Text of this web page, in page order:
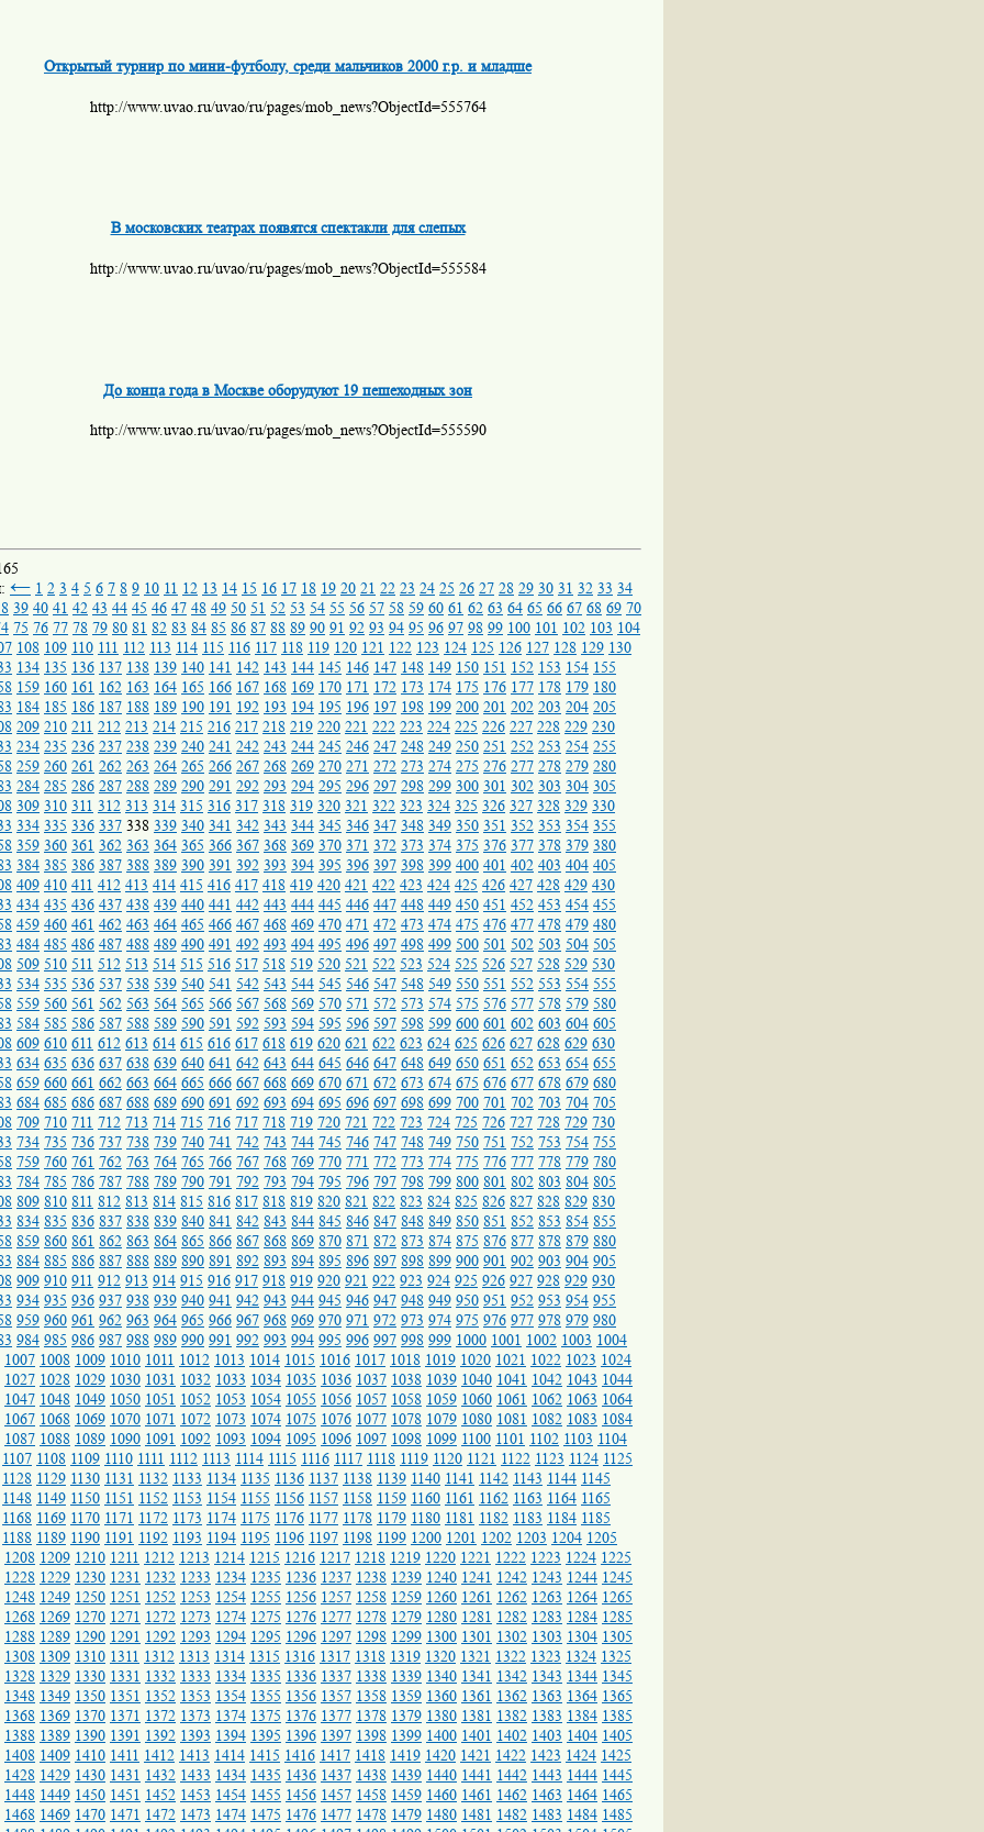
Открытый турнир по мини-футболу, среди мальчиков 2000 г.р. и младше
http://www.uvao.ru/uvao/ru/pages/mob_news?ObjectId=555764
В московских театрах появятся спектакли для слепых
http://www.uvao.ru/uvao/ru/pages/mob_news?ObjectId=555584
До конца года в Москве оборудуют 19 пешеходных зон
http://www.uvao.ru/uvao/ru/pages/mob_news?ObjectId=555590
← 1 2 3 4 5 6 7 8 9 10 11 12 13 14 15 16 17 18 19 20 21 22 23 24 25 26 27 28 29 30 31 32 33 34
39 40 41 42 43 44 45 46 47 48 49 50 51 52 53 54 55 56 57 58 59 60 61 62 63 64 65 66 67 68 69 70
75 76 77 78 79 80 81 82 83 84 85 86 87 88 89 90 91 92 93 94 95 96 97 98 99 100 101 102 103 104
108 109 110 111 112 113 114 115 116 117 118 119 120 121 122 123 124 125 126 127 128 129 130
134 135 136 137 138 139 140 141 142 143 144 145 146 147 148 149 150 151 152 153 154 155
159 160 161 162 163 164 165 166 167 168 169 170 171 172 173 174 175 176 177 178 179 180
184 185 186 187 188 189 190 191 192 193 194 195 196 197 198 199 200 201 202 203 204 205
209 210 211 212 213 214 215 216 217 218 219 220 221 222 223 224 225 226 227 228 229 230
234 235 236 237 238 239 240 241 242 243 244 245 246 247 248 249 250 251 252 253 254 255
259 260 261 262 263 264 265 266 267 268 269 270 271 272 273 274 275 276 277 278 279 280
284 285 286 287 288 289 290 291 292 293 294 295 296 297 298 299 300 301 302 303 304 305
309 310 311 312 313 314 315 316 317 318 319 320 321 322 323 324 325 326 327 328 329 330
334 335 336 337 338 339 340 341 342 343 344 345 346 347 348 349 350 351 352 353 354 355
359 360 361 362 363 364 365 366 367 368 369 370 371 372 373 374 375 376 377 378 379 380
384 385 386 387 388 389 390 391 392 393 394 395 396 397 398 399 400 401 402 403 404 405
409 410 411 412 413 414 415 416 417 418 419 420 421 422 423 424 425 426 427 428 429 430
434 435 436 437 438 439 440 441 442 443 444 445 446 447 448 449 450 451 452 453 454 455
459 460 461 462 463 464 465 466 467 468 469 470 471 472 473 474 475 476 477 478 479 480
484 485 486 487 488 489 490 491 492 493 494 495 496 497 498 499 500 501 502 503 504 505
509 510 511 512 513 514 515 516 517 518 519 520 521 522 523 524 525 526 527 528 529 530
534 535 536 537 538 539 540 541 542 543 544 545 546 547 548 549 550 551 552 553 554 555
559 560 561 562 563 564 565 566 567 568 569 570 571 572 573 574 575 576 577 578 579 580
584 585 586 587 588 589 590 591 592 593 594 595 596 597 598 599 600 601 602 603 604 605
609 610 611 612 613 614 615 616 617 618 619 620 621 622 623 624 625 626 627 628 629 630
634 635 636 637 638 639 640 641 642 643 644 645 646 647 648 649 650 651 652 653 654 655
659 660 661 662 663 664 665 666 667 668 669 670 671 672 673 674 675 676 677 678 679 680
684 685 686 687 688 689 690 691 692 693 694 695 696 697 698 699 700 701 702 703 704 705
709 710 711 712 713 714 715 716 717 718 719 720 721 722 723 724 725 726 727 728 729 730
734 735 736 737 738 739 740 741 742 743 744 745 746 747 748 749 750 751 752 753 754 755
759 760 761 762 763 764 765 766 767 768 769 770 771 772 773 774 775 776 777 778 779 780
784 785 786 787 788 789 790 791 792 793 794 795 796 797 798 799 800 801 802 803 804 805
809 810 811 812 813 814 815 816 817 818 819 820 821 822 823 824 825 826 827 828 829 830
834 835 836 837 838 839 840 841 842 843 844 845 846 847 848 849 850 851 852 853 854 855
859 860 861 862 863 864 865 866 867 868 869 870 871 872 873 874 875 876 877 878 879 880
884 885 886 887 888 889 890 891 892 893 894 895 896 897 898 899 900 901 902 903 904 905
909 910 911 912 913 914 915 916 917 918 919 920 921 922 923 924 925 926 927 928 929 930
934 935 936 937 938 939 940 941 942 943 944 945 946 947 948 949 950 951 952 953 954 955
959 960 961 962 963 964 965 966 967 968 969 970 971 972 973 974 975 976 977 978 979 980
984 985 986 987 988 989 990 991 992 993 994 995 996 997 998 999 1000 1001 1002 1003 1004
1007 1008 1009 1010 1011 1012 1013 1014 1015 1016 1017 1018 1019 1020 1021 1022 1023 1024
1027 1028 1029 1030 1031 1032 1033 1034 1035 1036 1037 1038 1039 1040 1041 1042 1043 1044
1047 1048 1049 1050 1051 1052 1053 1054 1055 1056 1057 1058 1059 1060 1061 1062 1063 1064
1067 1068 1069 1070 1071 1072 1073 1074 1075 1076 1077 1078 1079 1080 1081 1082 1083 1084
1087 1088 1089 1090 1091 1092 1093 1094 1095 1096 1097 1098 1099 1100 1101 1102 1103 1104
1107 1108 1109 1110 1111 1112 1113 1114 1115 1116 1117 1118 1119 1120 1121 1122 1123 1124 1125
1128 1129 1130 1131 1132 1133 1134 1135 1136 1137 1138 1139 1140 1141 1142 1143 1144 1145
1148 1149 1150 1151 1152 1153 1154 1155 1156 1157 1158 1159 1160 1161 1162 1163 1164 1165
1168 1169 1170 1171 1172 1173 1174 1175 1176 1177 1178 1179 1180 1181 1182 1183 1184 1185
1188 1189 1190 1191 1192 1193 1194 1195 1196 1197 1198 1199 1200 1201 1202 1203 1204 1205
1208 1209 1210 1211 1212 1213 1214 1215 1216 1217 1218 1219 1220 1221 1222 1223 1224 1225
1228 1229 1230 1231 1232 1233 1234 1235 1236 1237 1238 1239 1240 1241 1242 1243 1244 1245
1248 1249 1250 1251 1252 1253 1254 1255 1256 1257 1258 1259 1260 1261 1262 1263 1264 1265
1268 1269 1270 1271 1272 1273 1274 1275 1276 1277 1278 1279 1280 1281 1282 1283 1284 1285
1288 1289 1290 1291 1292 1293 1294 1295 1296 1297 1298 1299 1300 1301 1302 1303 1304 1305
1308 1309 1310 1311 1312 1313 1314 1315 1316 1317 1318 1319 1320 1321 1322 1323 1324 1325
1328 1329 1330 1331 1332 1333 1334 1335 1336 1337 1338 1339 1340 1341 1342 1343 1344 1345
1348 1349 1350 1351 1352 1353 1354 1355 1356 1357 1358 1359 1360 1361 1362 1363 1364 1365
1368 1369 1370 1371 1372 1373 1374 1375 1376 1377 1378 1379 1380 1381 1382 1383 1384 1385
1388 1389 1390 1391 1392 1393 1394 1395 1396 1397 1398 1399 1400 1401 1402 1403 1404 1405
1408 1409 1410 1411 1412 1413 1414 1415 1416 1417 1418 1419 1420 1421 1422 1423 1424 1425
1428 1429 1430 1431 1432 1433 1434 1435 1436 1437 1438 1439 1440 1441 1442 1443 1444 1445
1448 1449 1450 1451 1452 1453 1454 1455 1456 1457 1458 1459 1460 1461 1462 1463 1464 1465
1468 1469 1470 1471 1472 1473 1474 1475 1476 1477 1478 1479 1480 1481 1482 1483 1484 1485